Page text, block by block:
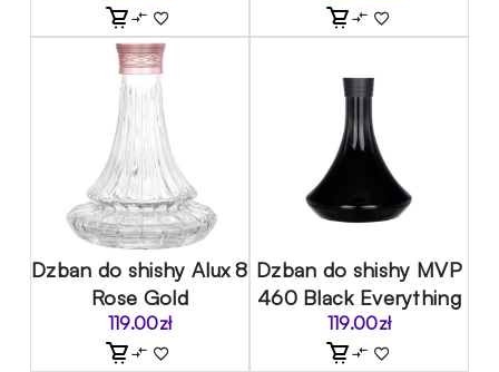
Dzban do shishy Alux 8
Rose Gold
119.00zł
Dzban do shishy MVP
460 Black Everything
119.00zł